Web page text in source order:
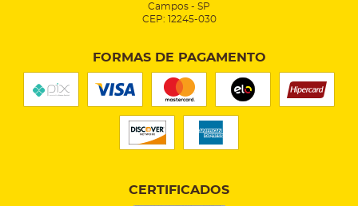
Campos - SP
CEP: 12245-030
FORMAS DE PAGAMENTO
CERTIFICADOS